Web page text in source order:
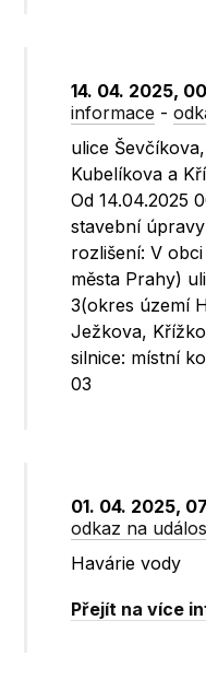
14. 04. 2025,
informace -
ulice
Kubelíkova a
Od 14.04.2025
stavební
rozlišení: V
města Prahy)
3(okres území
Ježkova,
silnice: místní
03
01. 04. 2025,
odkaz na
Havárie vody
Přejít na více